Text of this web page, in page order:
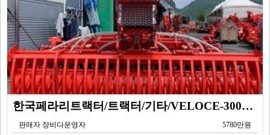
한국페라리트랙터/트랙터/기타/VELOCE-300PS500M2E/2022년식
판매자 장비다운영자 5780만원